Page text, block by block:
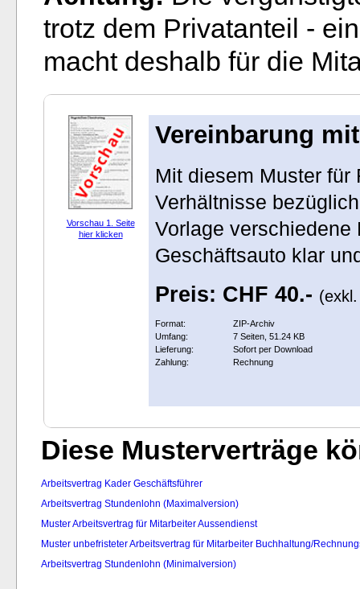
trotz dem Privatanteil -
macht deshalb für die
Vorschau 1. Seite
hier klicken
Vereinbarung
Mit diesem Muster
Verhältnisse
Vorlage verschiedene
Geschäftsauto klar
Preis: CHF 40.-
Format:
ZIP-Archiv
Umfang:
7 Seiten, 51.24 KB
Lieferung:
Sofort per Download
Zahlung:
Rechnung
Diese Musterverträge
Arbeitsvertrag Kader Geschäftsführer
Arbeitsvertrag Stundenlohn (Maximalversion)
Muster Arbeitsvertrag für Mitarbeiter Aussendienst
Muster unbefristeter Arbeitsvertrag für Mitarbeiter Buchhaltung/
Arbeitsvertrag Stundenlohn (Minimalversion)